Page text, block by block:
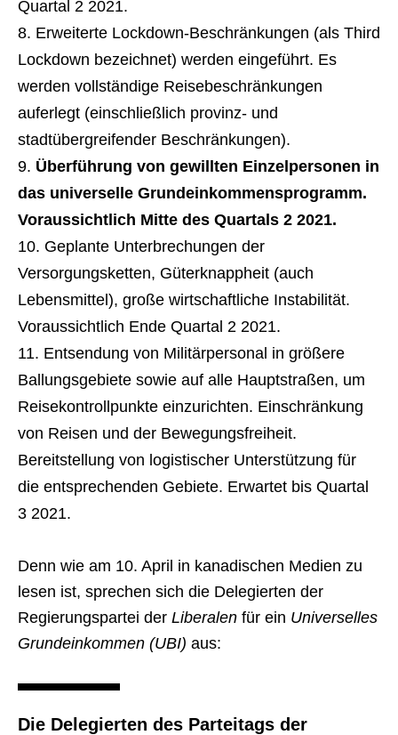
Quartal 2 2021.
Erweiterte Lockdown-Beschränkungen (als Third
Lockdown bezeichnet) werden eingeführt. Es
werden vollständige Reisebeschränkungen
auferlegt (einschließlich provinz- und
stadtübergreifender Beschränkungen).
Überführung von gewillten Einzelpersonen in
das universelle Grundeinkommensprogramm.
Voraussichtlich Mitte des Quartals 2 2021.
Geplante Unterbrechungen der
Versorgungsketten, Güterknappheit (auch
Lebensmittel), große wirtschaftliche Instabilität.
Voraussichtlich Ende Quartal 2 2021.
Entsendung von Militärpersonal in größere
Ballungsgebiete sowie auf alle Hauptstraßen, um
Reisekontrollpunkte einzurichten. Einschränkung
von Reisen und der Bewegungsfreiheit.
Bereitstellung von logistischer Unterstützung für
die entsprechenden Gebiete. Erwartet bis Quartal
3 2021.
Denn wie am 10. April in kanadischen Medien zu
lesen ist, sprechen sich die Delegierten der
Regierungspartei der Liberalen für ein Universelles
Grundeinkommen (UBI) aus:
Die Delegierten des Parteitags der